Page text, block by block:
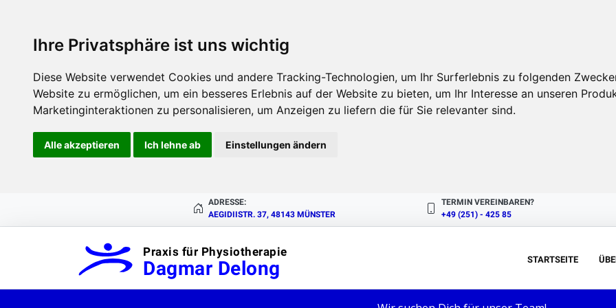
Ihre Privatsphäre ist uns wichtig
Diese Website verwendet Cookies und andere Tracking-Technologien, um Ihr Surferlebnis zu folgenden
Website zu ermöglichen, um ein besseres Erlebnis auf der Website zu bieten, um Ihr Interesse an unseren
Marketinginteraktionen zu personalisieren, um Anzeigen zu liefern die für Sie relevanter sind.
Alle akzeptieren Ich lehne ab Einstellungen ändern
ADRESSE:
AEGIDIISTR. 37, 48143 MÜNSTER
TERMIN VEREINBAREN?
+49 (251) - 425 85
Praxis für Physiotherapie
Dagmar Delong STARTSEITE